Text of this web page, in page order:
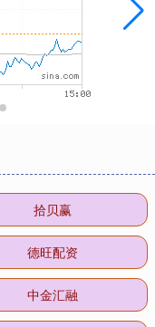
拾贝赢
德旺配资
中金汇融